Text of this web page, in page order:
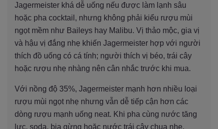
Jagermeister khá dễ uống nếu được làm lạnh sâu
hoặc pha cocktail, nhưng không phải kiểu rượu mùi
ngọt mềm như Baileys hay Malibu. Vị thảo mộc, gia vị
và hậu vị đắng nhẹ khiến Jagermeister hợp với người
thích đồ uống có cá tính; người thích vị béo, trái cây
hoặc rượu nhẹ nhàng nên cân nhắc trước khi mua.
Với nồng độ 35%, Jagermeister mạnh hơn nhiều loại
rượu mùi ngọt nhẹ nhưng vẫn dễ tiếp cận hơn các
dòng rượu mạnh uống neat. Khi pha cùng nước tăng
lực, soda, bia gừng hoặc nước trái cây chua nhẹ,